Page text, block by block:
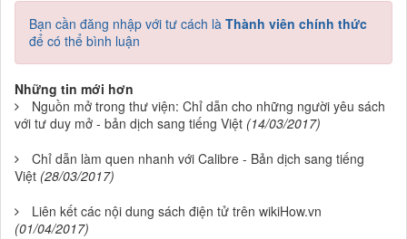
Bạn cần đăng nhập với tư cách là Thành viên chính thức
để có thể bình luận
Những tin mới hơn
Nguồn mở trong thư viện: Chỉ dẫn cho những người yêu sách
với tư duy mở - bản dịch sang tiếng Việt (14/03/2017)
Chỉ dẫn làm quen nhanh với Calibre - Bản dịch sang tiếng
Việt (28/03/2017)
Liên kết các nội dung sách điện tử trên wikiHow.vn
(01/04/2017)